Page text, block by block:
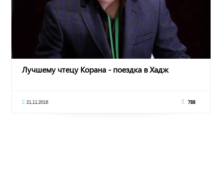
Лучшему чтецу Корана - поездка в Хадж
21.11.2016 788